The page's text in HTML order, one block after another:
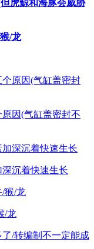
虎鲸和海豚会威胁
/龙
因(气缸盖密封不
沉着快速生长
/龙